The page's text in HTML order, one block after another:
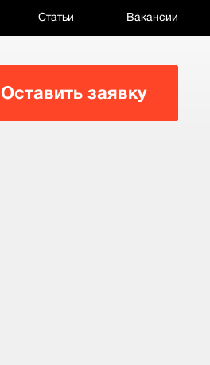
Статьи Вакансии
Оставить заявку